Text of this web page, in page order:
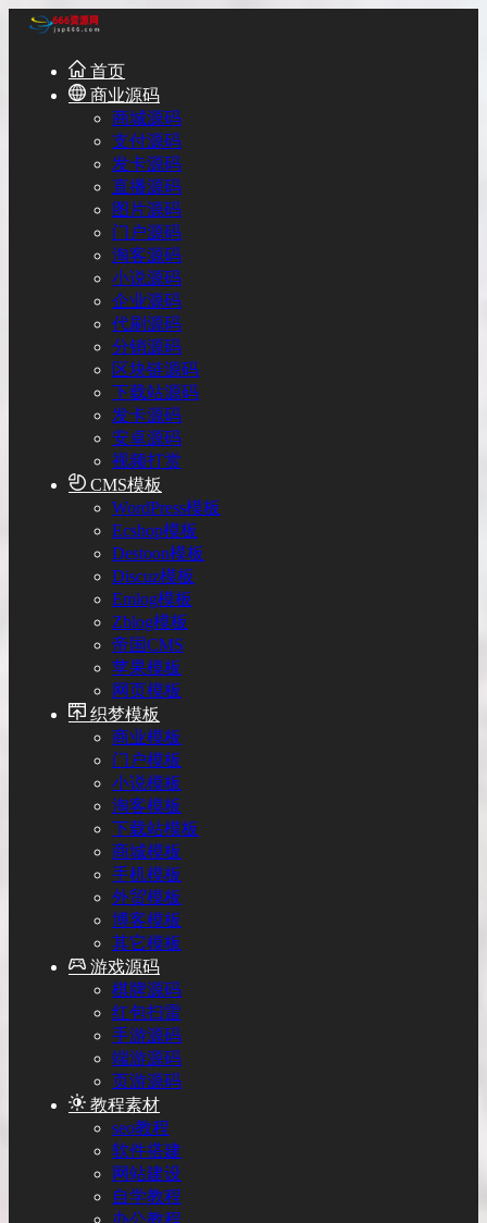
首页
商业源码
商城源码
支付源码
发卡源码
直播源码
图片源码
门户源码
淘客源码
小说源码
企业源码
代刷源码
分销源码
区块链源码
下载站源码
发卡源码
安卓源码
视频打赏
CMS模板
WordPress模板
Ecshop模板
Destoon模板
Discuz模板
Emlog模板
Zblog模板
帝国CMS
苹果模板
网页模板
织梦模板
商业模板
门户模板
小说模板
淘客模板
下载站模板
商城模板
手机模板
外贸模板
博客模板
其它模板
游戏源码
棋牌源码
红包扫雷
手游源码
端游源码
页游源码
教程素材
seo教程
软件搭建
网站建设
自学教程